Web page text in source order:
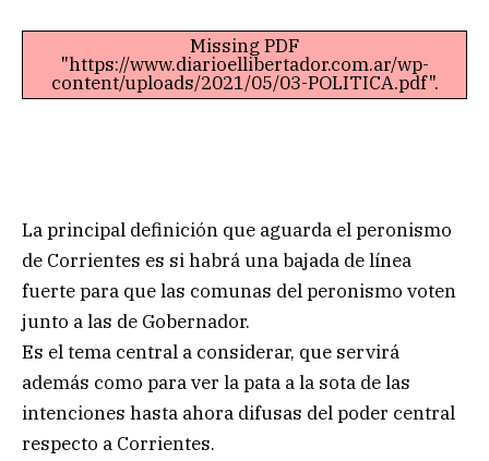
Missing PDF
"https://www.diarioellibertador.com.ar/wp-
content/uploads/2021/05/03-POLITICA.pdf".
La principal definición que aguarda el peronismo
de Corrientes es si habrá una bajada de línea
fuerte para que las comunas del peronismo voten
junto a las de Gobernador.
Es el tema central a considerar, que servirá
además como para ver la pata a la sota de las
intenciones hasta ahora difusas del poder central
respecto a Corrientes.